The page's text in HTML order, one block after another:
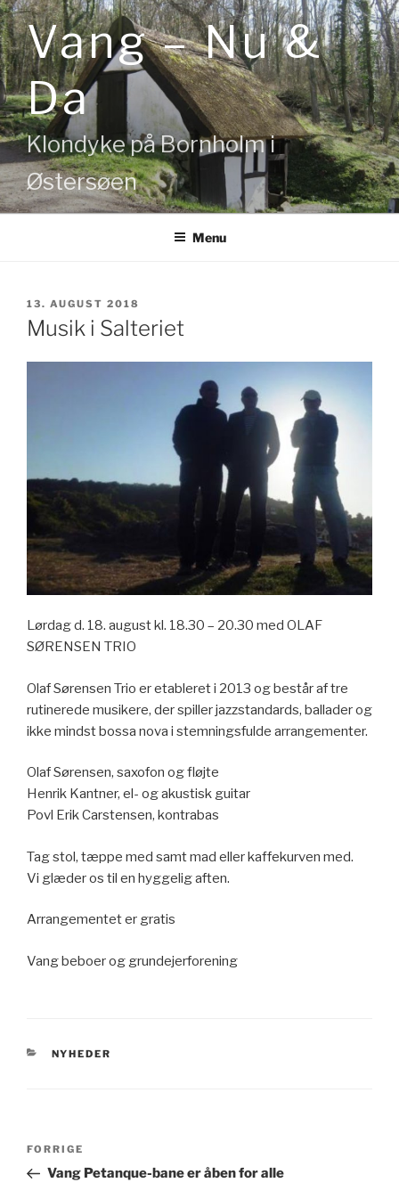
Videre
til
indholdVang – Nu &
Da
Klondyke på Bornholm i
Østersøen
Menu
UDGIVET
DEN
13. AUGUST 2018
Musik i Salteriet
Lørdag d. 18. august kl. 18.30 – 20.30 med OLAF
SØRENSEN TRIO
Olaf Sørensen Trio er etableret i 2013 og består af tre
rutinerede musikere, der spiller jazzstandards, ballader og
ikke mindst bossa nova i stemningsfulde arrangementer.
Olaf Sørensen, saxofon og fløjte
Henrik Kantner, el- og akustisk guitar
Povl Erik Carstensen, kontrabas
Tag stol, tæppe med samt mad eller kaffekurven med.
Vi glæder os til en hyggelig aften.
Arrangementet er gratis
Vang beboer og grundejerforening
KATEGORIER
NYHEDER
Indlægsnavigation
Forrige
indlæg
FORRIGE
Vang Petanque-bane er åben for alle